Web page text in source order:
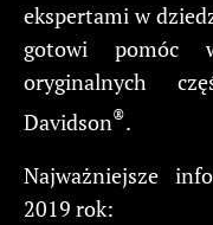
ekspertami w
gotowi pomóc
oryginalnych
Davidson®.
Najważniejsze
2019 rok: